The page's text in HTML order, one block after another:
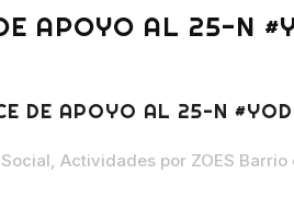
APOYO AL 25-N
DE APOYO AL 25-N
Actividades por ZOES